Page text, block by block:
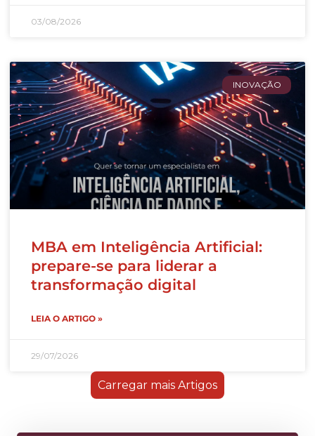
03/08/2026
INOVAÇÃO
MBA em Inteligência Artificial:
prepare-se para liderar a
transformação digital
LEIA O ARTIGO »
29/07/2026
Carregar mais Artigos